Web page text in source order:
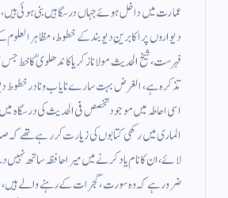
عمارت میں داخل ہوئے جہاں درسگاہیں بنی ہوئی
دیواروں پر اکابرینِ دیوبند کے خطوط، مظاہر
فہرست، شیخ الحدیث مولانا زکریا کاندھلوی ؒ کا خط جس
تذکرہ ہے، الغرض بہت سارے نایاب ونادر خطوط
اسی احاطہ میں موجود تخصص فی الحدیث کی درسگاہ
الماری میں رکھی کتابوں کی زیارت کر رہے تھے
لائے، ان کا نام یاد کرنے میں میرا حافظہ ساتھ نہیں
ضرور ہے کہ وہ سورت ،گجرات کے رہنے والے ہیں،